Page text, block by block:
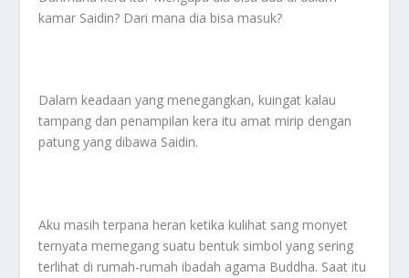
kamar Saidin? Dari mana dia bisa masuk?
Dalam keadaan yang menegangkan, kuingat kalau
tampang dan penampilan kera itu amat mirip dengan
patung yang dibawa Saidin.
Aku masih terpana heran ketika kulihat sang monyet
ternyata memegang suatu bentuk simbol yang sering
terlihat di rumah-rumah ibadah agama Buddha. Saat itu